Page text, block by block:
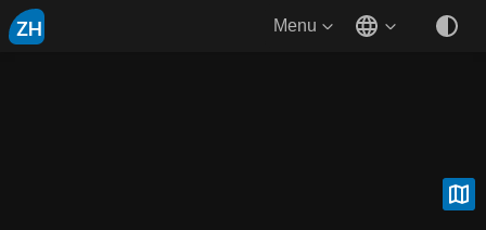
ZH Menu